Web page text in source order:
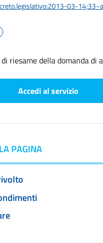
03-
riesame della domanda di
Accedi al servizio
PAGINA